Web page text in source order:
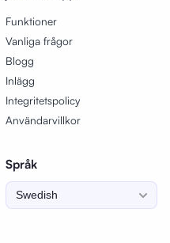
Funktioner
Vanliga frågor
Blogg
Inlägg
Integritetspolicy
Användarvillkor
Språk